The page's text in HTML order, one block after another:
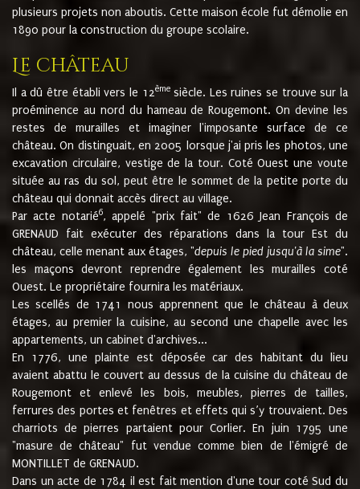
plusieurs projets non aboutis. Cette maison école fut démolie en
1890 pour la construction du groupe scolaire.
Le château
Il a dû être établi vers le 12èmesiècle. Les ruines se trouve sur la
proéminence au nord du hameau de Rougemont. On devine les
restes de murailles et imaginer l'imposante surface de ce
château. On distinguait, en 2005 lorsque j'ai pris les photos, une
excavation circulaire, vestige de la tour. Coté Ouest une voute
située au ras du sol, peut être le sommet de la petite porte du
château qui donnait accès direct au village.
Par acte notarié6, appelé "prix fait" de 1626 Jean François de
GRENAUD fait exécuter des réparations dans la tour Est du
château, celle menant aux étages, "depuis le pied jusqu'à la sime".
les maçons devront reprendre également les murailles coté
Ouest. Le propriétaire fournira les matériaux.
Les scellés de 1741 nous apprennent que le château à deux
étages, au premier la cuisine, au second une chapelle avec les
appartements, un cabinet d'archives...
En 1776, une plainte est déposée car des habitant du lieu
avaient abattu le couvert au dessus de la cuisine du château de
Rougemont et enlevé les bois, meubles, pierres de tailles,
ferrures des portes et fenêtres et effets qui s’y trouvaient. Des
charriots de pierres partaient pour Corlier. En juin 1795 une
"masure de château" fut vendue comme bien de l'émigré de
MONTILLET de GRENAUD.
Dans un acte de 1784 il est fait mention d'une tour coté Sud du